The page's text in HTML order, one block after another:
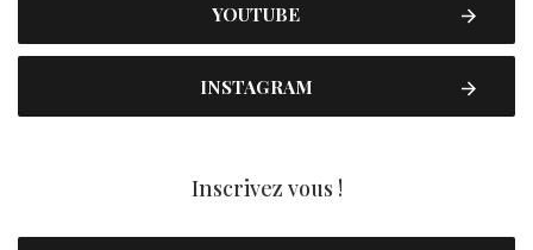
YOUTUBE
INSTAGRAM
Inscrivez vous !